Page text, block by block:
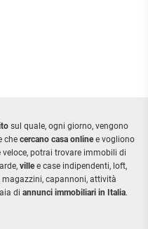
sul quale, ogni giorno, vengono
che cercano casa onlinee vogliono
potrai trovare immobili di
villee case indipendenti, loft,
capannoni, attività
di annunci immobiliari in Italia.